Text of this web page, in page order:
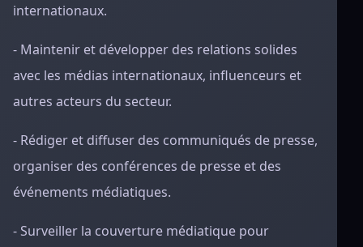
internationaux.
- Maintenir et développer des relations solides
avec les médias internationaux, influenceurs et
autres acteurs du secteur.
- Rédiger et diffuser des communiqués de presse,
organiser des conférences de presse et des
événements médiatiques.
- Surveiller la couverture médiatique pour